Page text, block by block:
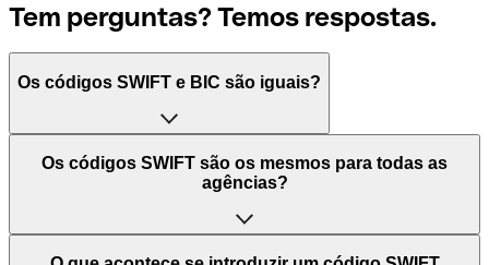
Tem perguntas? Temos respostas.
Os códigos SWIFT e BIC são iguais?
O acrónimo SWIFT significa "Society for Worldwide
Interbank Financial Telecommunication (Sociedade para
Mundiais)". Trata-se de uma rede mundial onde se
processam pagamentos entre países. Por outro lado, BIC
Os códigos SWIFT são os mesmos para todas as
agências?